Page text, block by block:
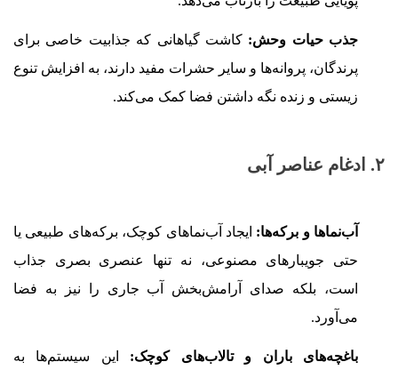
جذب حیات وحش: کاشت گیاهانی که جذابیت خاصی برای
پرندگان، پروانه‌ها و سایر حشرات مفید دارند، به افزایش تنوع
زیستی و زنده نگه داشتن فضا کمک می‌کند.
۲. ادغام عناصر آبی
آب‌نماها و برکه‌ها: ایجاد آب‌نماهای کوچک، برکه‌های طبیعی یا
حتی جویبارهای مصنوعی، نه تنها عنصری بصری جذاب
است، بلکه صدای آرامش‌بخش آب جاری را نیز به فضا
می‌آورد.
باغچه‌های باران و تالاب‌های کوچک: این سیستم‌ها به